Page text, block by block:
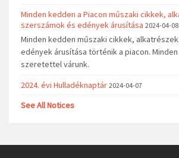
Minden kedden a Piacon műszaki cikkek,
szerszámok és edények árusítása 2024-04-08
Minden kedden műszaki cikkek,
edények árusítása történik a piacon.
szeretettel várunk.
2024. évi Hulladéknaptár 2024-04-07
See All Notices